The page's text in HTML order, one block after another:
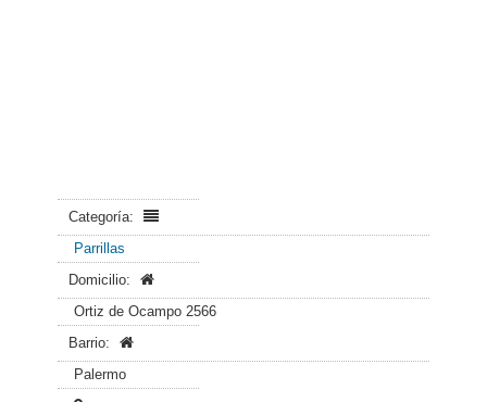
Categoría:
Parrillas
Domicilio:
Ortiz de Ocampo 2566
Barrio:
Palermo